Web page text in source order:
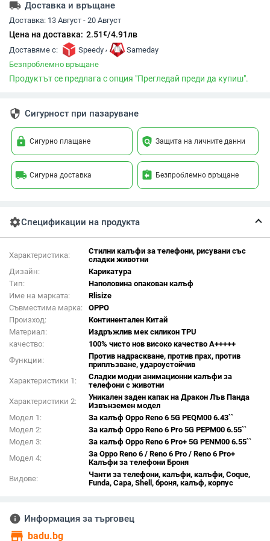
local_shipping Доставка и връщане
Доставка: 13 Август - 20 Август
Цена на доставка: 2.51€/4.91лв
Доставяме с: Speedy ,
Sameday
Безпроблемно връщане
Продуктът се предлага с опция "Прегледай преди да купиш".
security Сигурност при пазаруване
lock Сигурно плащане policy Защита на личните данни
local_shipping Сигурна доставка assignment_return Безпроблемно връщане
settingsСпецификации на продукта
Характеристика:
Стилни калъфи за телефони, рисувани със
сладки животни
Дизайн:
Карикатура
Тип:
Наполовина опакован калъф
Име на марката:
Rlisize
Съвместима марка:
OPPO
Произход:
Континентален Китай
Материал:
Издръжлив мек силикон TPU
качество:
100% чисто нов високо качество A+++++
Функции:
Против надраскване, против прах, против
приплъзване, удароустойчив
Характеристики 1:
Сладки модни анимационни калъфи за
телефони с животни
Характеристики 2:
Уникален заден капак на Дракон Лъв Панда
Извънземен модел
Модел 1:
За калъф Oppo Reno 6 5G PEQM00 6.43``
Модел 2:
За калъф Oppo Reno 6 Pro 5G PEPM00 6.55``
Модел 3:
За калъф Oppo Reno 6 Pro+ 5G PENM00 6.55``
Модел 4:
За Oppo Reno 6 / Reno 6 Pro / Reno 6 Pro+
Калъфи за телефони Броня
Видове:
Чанти за телефони, калъфи, калъфи, Coque,
Funda, Capa, Shell, броня, калъф, корпус
info Информация за търговец
store badu.bg